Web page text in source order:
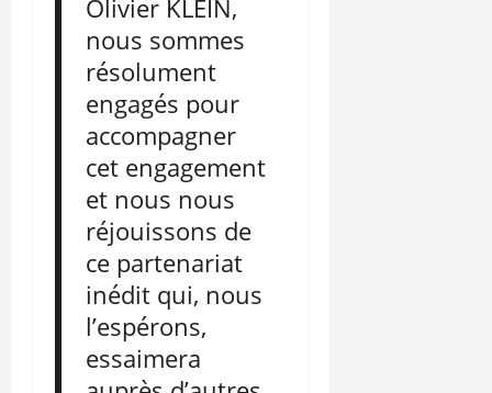
Olivier KLEIN,
nous sommes
résolument
engagés pour
accompagner
cet engagement
et nous nous
réjouissons de
ce partenariat
inédit qui, nous
l’espérons,
essaimera